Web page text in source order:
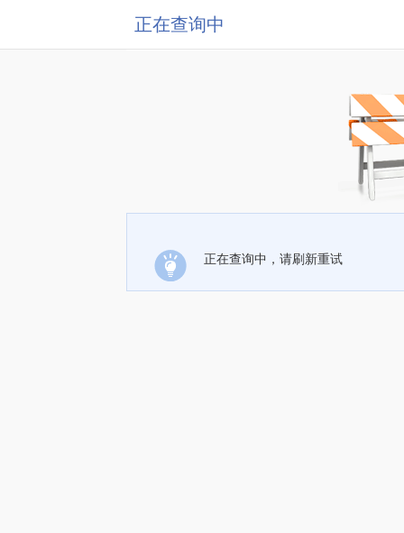
正在查询中
正在查询中，请刷新重试